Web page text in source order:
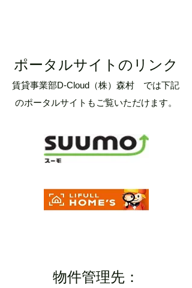
ポータルサイトのリンク
賃貸事業部D-Cloud（株）森村 では下記
のポータルサイトもご覧いただけます。
物件管理先：